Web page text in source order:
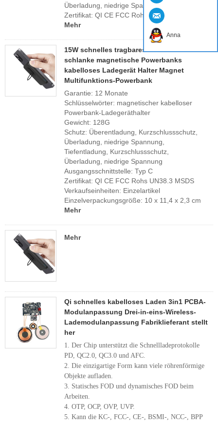
Überladung, niedrige Spannung
Zertifikat: QI CE FCC Rohs UN38.3 MSDS
Mehr
15W schnelles tragbares Mobiltelefon
schlanke magnetische Powerbanks
kabelloses Ladegerät Halter Magnet
Multifunktions-Powerbank
Garantie: 12 Monate
Schlüsselwörter: magnetischer kabelloser
Powerbank-Ladegeräthalter
Gewicht: 128G
Schutz: Überentladung, Kurzschlussschutz,
Überladung, niedrige Spannung,
Tiefentladung, Kurzschlussschutz,
Überladung, niedrige Spannung
Ausgangsschnittstelle: Typ C
Zertifikat: QI CE FCC Rohs UN38.3 MSDS
Verkaufseinheiten: Einzelartikel
Einzelverpackungsgröße: 10 x 11,4 x 2,3 cm
Mehr
Mehr
Qi schnelles kabelloses Laden 3in1 PCBA-
Modulanpassung Drei-in-eins-Wireless-
Lademodulanpassung Fabriklieferant stellt
her
1. Der Chip unterstützt die Schnellladeprotokolle
PD, QC2.0, QC3.0 und AFC.
2. Die einzigartige Form kann viele röhrenförmige
Objekte aufladen.
3. Statisches FOD und dynamisches FOD beim
Arbeiten.
4. OTP, OCP, OVP, UVP.
5. Kann die KC-, FCC-, CE-, BSMI-, NCC-, BPP
Anna